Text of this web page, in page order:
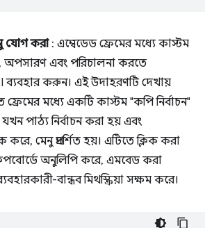
যোগ করা: এম্বেডেড ফ্রেমের মধ্যে কাস্টম
অপসারণ এবং পরিচালনা করতে
ব্যবহার করুন। এই উদাহরণটি দেখায়
ফ্রেমের মধ্যে একটি কাস্টম "কপি নির্বাচন"
পাঠ্য নির্বাচন করা হয় এবং
করে, মেনু প্রদর্শিত হয়। এটিতে ক্লিক করা
অনুলিপি করে, এমবেড করা
বান্ধব মিথস্ক্রিয়া সক্ষম করে।